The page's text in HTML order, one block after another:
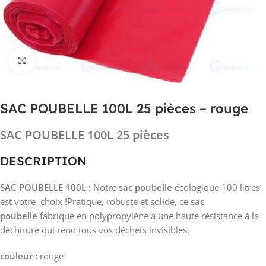
Click to enlarge
SAC POUBELLE 100L 25 pièces – rouge
SAC POUBELLE 100L 25 pièces
DESCRIPTION
SAC POUBELLE 100L : Notre sac poubelle écologique 100 litres
est votre choix !Pratique, robuste et solide, ce sac
poubelle fabriqué en polypropylène a une haute résistance à la
déchirure qui rend tous vos déchets invisibles.
couleur : rouge